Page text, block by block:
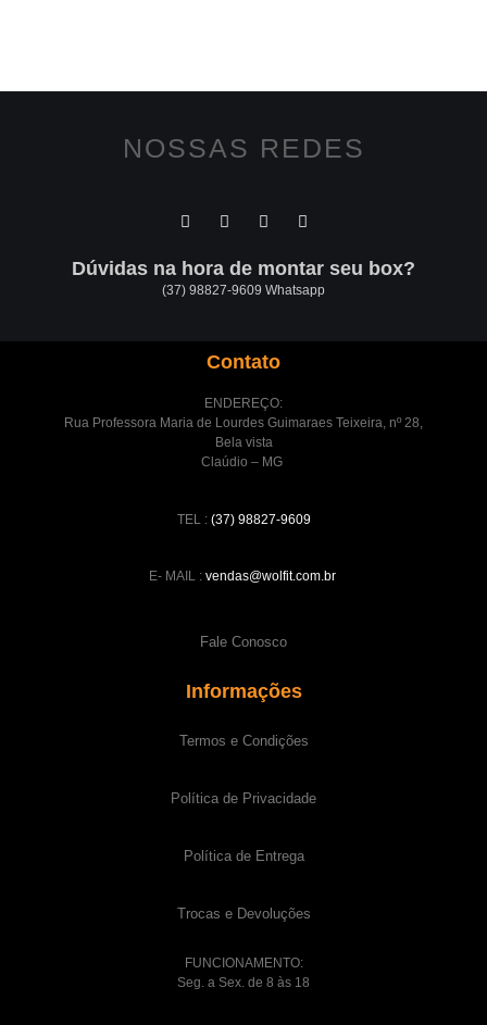
NOSSAS REDES
Dúvidas na hora de montar seu box?
(37) 98827-9609 Whatsapp
Contato
ENDEREÇO:
Rua Professora Maria de Lourdes Guimaraes Teixeira, nº 28,
Bela vista
Claúdio – MG
TEL : (37) 98827-9609
E- MAIL : vendas@wolfit.com.br
Fale Conosco
Informações
Termos e Condições
Política de Privacidade
Política de Entrega
Trocas e Devoluções
FUNCIONAMENTO:
Seg. a Sex. de 8 às 18